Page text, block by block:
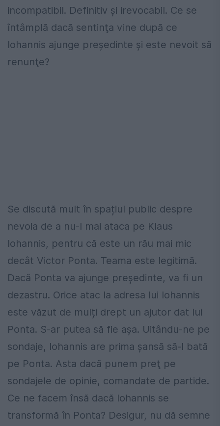
incompatibil. Definitiv şi irevocabil. Ce se
întâmplă dacă sentinţa vine după ce
Iohannis ajunge preşedinte şi este nevoit să
renunţe?
Se discută mult în spațiul public despre
nevoia de a nu-l mai ataca pe Klaus
Iohannis, pentru că este un rău mai mic
decât Victor Ponta. Teama este legitimă.
Dacă Ponta va ajunge preşedinte, va fi un
dezastru. Orice atac la adresa lui Iohannis
este văzut de mulți drept un ajutor dat lui
Ponta. S-ar putea să fie așa. Uitându-ne pe
sondaje, Iohannis are prima șansă să-l bată
pe Ponta. Asta dacă punem preţ pe
sondajele de opinie, comandate de partide.
Ce ne facem însă dacă Iohannis se
transformă în Ponta? Desigur, nu dă semne